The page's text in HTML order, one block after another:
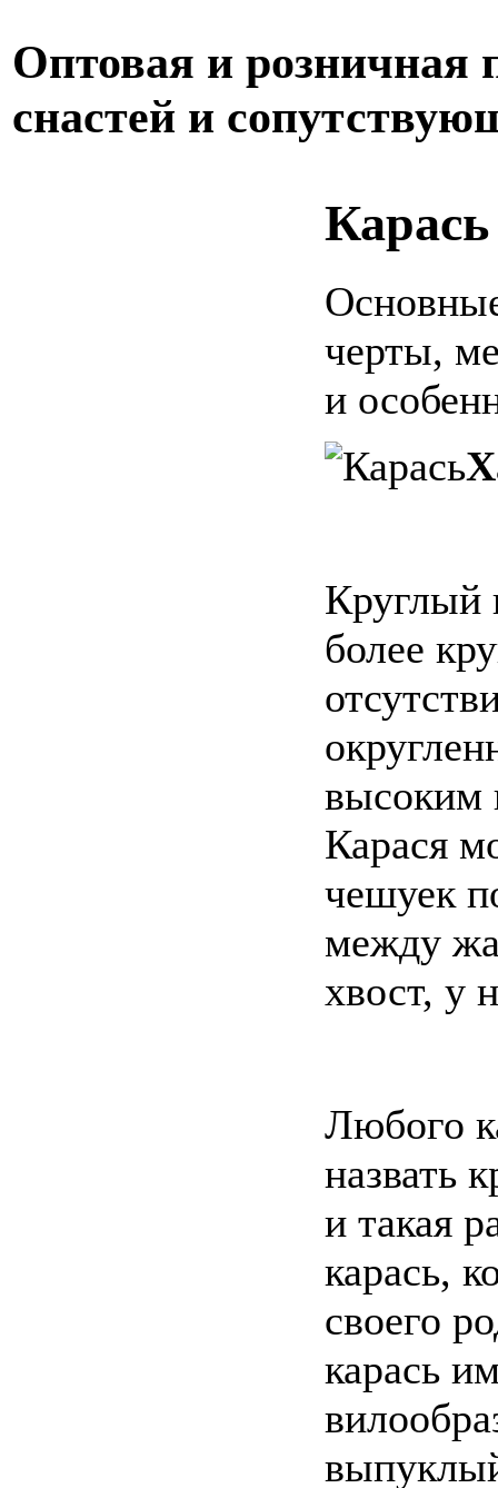
Оптовая и розничная
снастей и
Карась
черты,
и
Круглый
более
высоким
Карася
чешуек
между
хвост, у
Любого
назвать
и такая
карась,
своего
карась